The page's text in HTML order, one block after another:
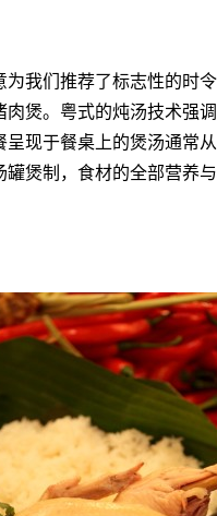
我们推荐了标志性的时
煲。粤式的炖汤技术强
现于餐桌上的煲汤通常
煲制，食材的全部营养